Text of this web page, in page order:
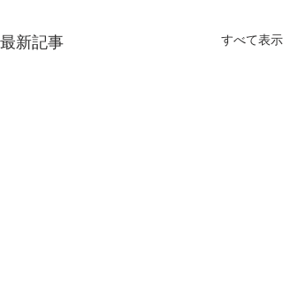
最新記事 すべて表示